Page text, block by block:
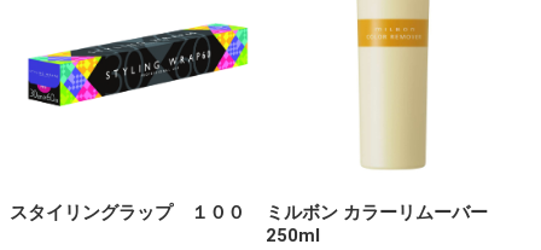
スタイリングラップ １００
ミルボン カラーリムーバー
250ml